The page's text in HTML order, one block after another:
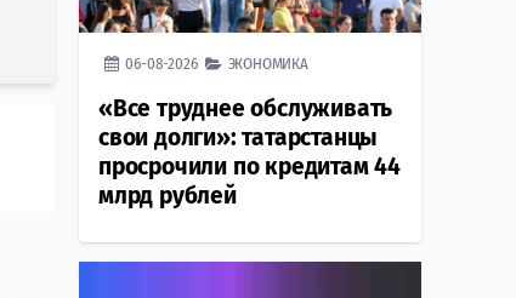
06-08-2026 ЭКОНОМИКА
«Все труднее обслуживать
свои долги»: татарстанцы
просрочили по кредитам 44
млрд рублей